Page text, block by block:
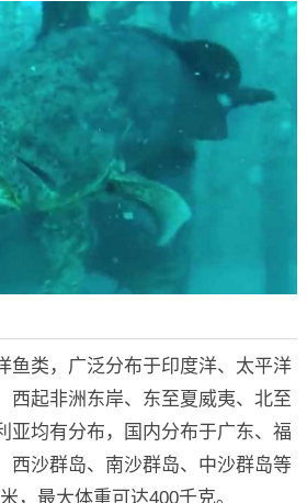
鱼类，广泛分布于印度洋、太平洋
西起非洲东岸、东至夏威夷、北至
亚均有分布，国内分布于广东、福
西沙群岛、南沙群岛、中沙群岛等
，最大体重可达400千克。